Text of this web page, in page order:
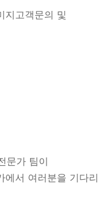
고객문의 및
문가 팀이
에서 여러분을 기다리